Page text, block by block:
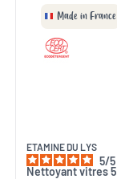
Made in France
ETAMINE DU LYS
5/5
Nettoyant vitres